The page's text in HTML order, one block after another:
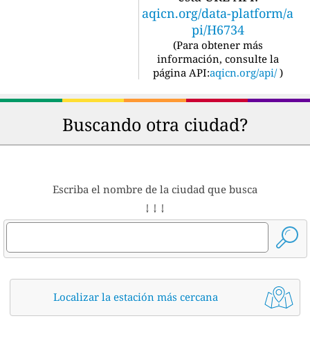
aqicn.org/data-platform/a
pi/H6734
(Para obtener más
información, consulte la
página API:aqicn.org/api/ )
Buscando otra ciudad?
Escriba el nombre de la ciudad que busca
↓ ↓ ↓
Localizar la estación más cercana